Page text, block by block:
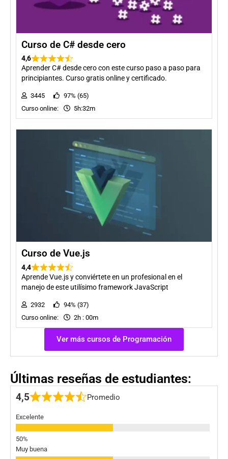
Curso de C# desde cero
4,6
Aprender C# desde cero con este curso paso a paso para
principiantes. Curso gratis online y certificado.
3445
97% (65)
Curso online:
5h:32m
Curso de Vue.js
4,4
Aprende Vue.js y conviértete en un profesional en el
manejo de este utilísimo framework JavaScript
2932
94% (37)
Curso online:
2h : 00m
Ver más cursos de Programación
Últimas reseñas de estudiantes:
4,5 Promedio
Excelente
Muy buena